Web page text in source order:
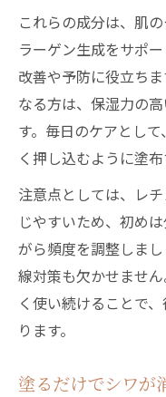
これらの成分は、肌
ラーゲン生成をサポ
改善や予防に役立ち
なる方は、保湿力の
す。毎日のケアとし
く押し込むように塗
注意点としては、レ
じやすいため、初め
がら頻度を調整しま
線対策も欠かせませ
く使い続けることで
ります。
塗るだけでシワが